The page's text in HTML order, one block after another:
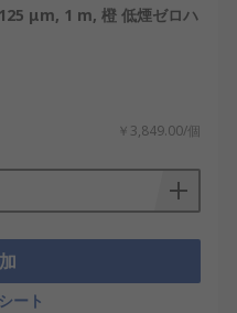
ST、MPOなどのコ
パッチケーブル
トワーク製品を展
向けの光ファイバ
ボックス、メディ
ています。
を重視した光接続
を扱い、屋外設
どの接続用途に対
μm, 1 m, 橙 低煙ゼロハ
￥3,849.00/個
ート